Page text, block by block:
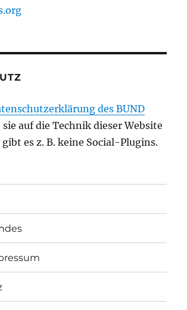
des BUND
sie auf die Technik dieser Website
es z. B. keine Social-Plugins.